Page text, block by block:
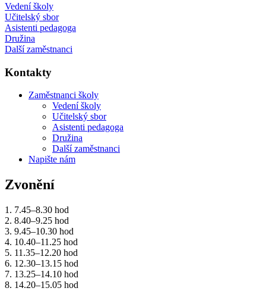
Vedení školy
Učitelský sbor
Asistenti pedagoga
Družina
Další zaměstnanci
Kontakty
Zaměstnanci školy
Vedení školy
Učitelský sbor
Asistenti pedagoga
Družina
Další zaměstnanci
Napište nám
Zvonění
1. 7.45–8.30 hod
2. 8.40–9.25 hod
3. 9.45–10.30 hod
4. 10.40–11.25 hod
5. 11.35–12.20 hod
6. 12.30–13.15 hod
7. 13.25–14.10 hod
8. 14.20–15.05 hod